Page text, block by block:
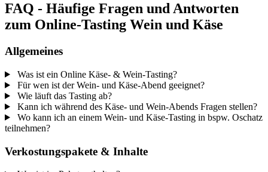
FAQ - Häufige Fragen und Antworten
zum Online-Tasting Wein und Käse
Allgemeines
Was ist ein Online Käse- & Wein-Tasting?
Für wen ist der Wein- und Käse-Abend geeignet?
Wie läuft das Tasting ab?
Kann ich während des Käse- und Wein-Abends Fragen stellen?
Wo kann ich an einem Wein- und Käse-Tasting in bspw. Oschatz
teilnehmen?
Verkostungspakete & Inhalte